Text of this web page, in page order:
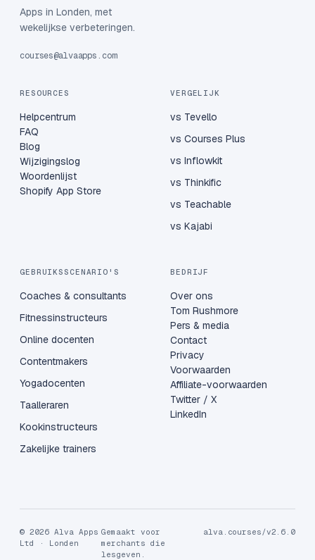
Apps in Londen, met
wekelijkse verbeteringen.
courses@alvaapps.com
RESOURCES
Helpcentrum
FAQ
Blog
Wijzigingslog
Woordenlijst
Shopify App Store
VERGELIJK
vs Tevello
vs Courses Plus
vs Inflowkit
vs Thinkific
vs Teachable
vs Kajabi
GEBRUIKSSCENARIO'S
Coaches & consultants
Fitnessinstructeurs
Online docenten
Contentmakers
Yogadocenten
Taalleraren
Kookinstructeurs
Zakelijke trainers
BEDRIJF
Over ons
Tom Rushmore
Pers & media
Contact
Privacy
Voorwaarden
Affiliate-voorwaarden
Twitter / X
LinkedIn
© 2026 Alva Apps
Ltd · Londen
Gemaakt voor
merchants die
lesgeven.
alva.courses/v2.6.0